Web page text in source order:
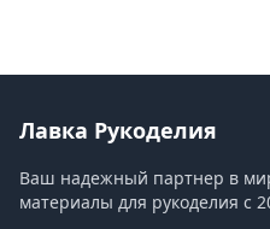
Лавка Рукоделия
Ваш надежный партнер в
материалы для рукоделия с